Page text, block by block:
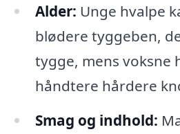
Alder: Unge hvalpe
blødere tyggeben,
tygge, mens voksne
håndtere hårdere
Smag og indhold: